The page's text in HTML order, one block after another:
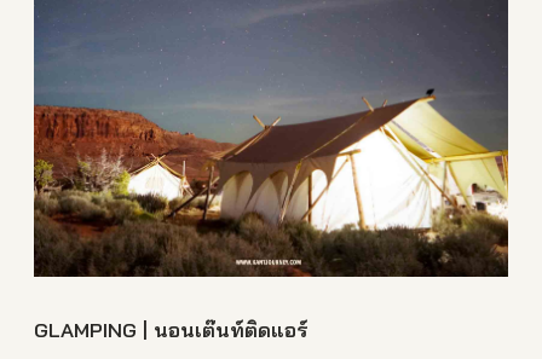
GLAMPING | นอนเต๊นท์ติดแอร์